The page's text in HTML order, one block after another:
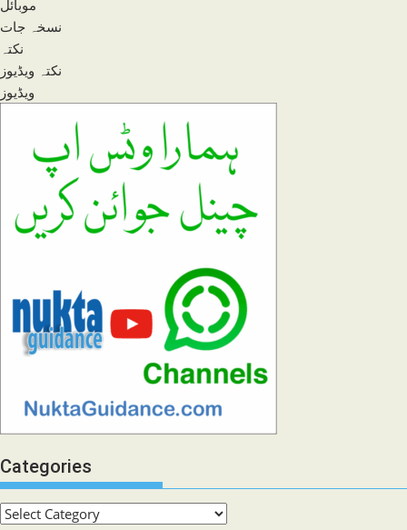
موبائل
نسخہ جات
نکتہ
نکتہ ویڈیوز
ویڈیوز
Categories
Categories